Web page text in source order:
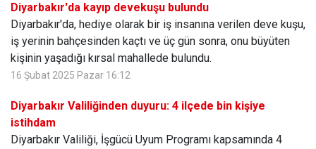
Diyarbakır'da kayıp devekuşu bulundu
Diyarbakır'da, hediye olarak bir iş insanına verilen deve kuşu,
iş yerinin bahçesinden kaçtı ve üç gün sonra, onu büyüten
kişinin yaşadığı kırsal mahallede bulundu.
16 Şubat 2025 Pazar 16:12
Diyarbakır Valiliğinden duyuru: 4 ilçede bin kişiye
istihdam
Diyarbakır Valiliği, İşgücü Uyum Programı kapsamında 4